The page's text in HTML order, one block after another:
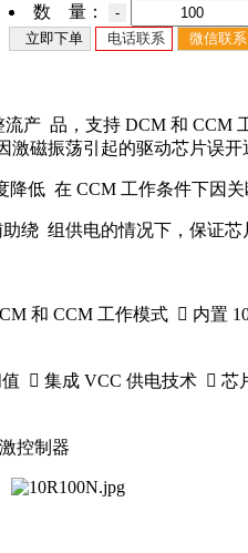
数 量：
-
立即下单
电话联系 微信联系
产 品，支持 DCM 和 CCM
激磁振荡引起的驱动芯片误开
降低 在 CCM 工作条件下因
绕 组供电的情况下，保证
和 CCM 工作模式  内置
 集成 VCC 供电技术  芯
控制器